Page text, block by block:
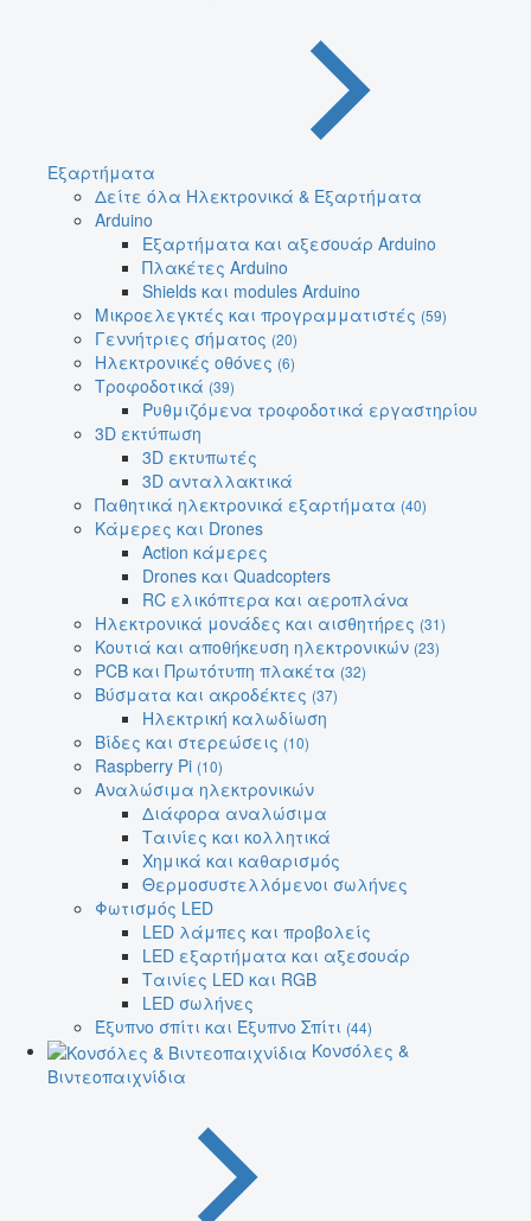
Εξαρτήματα
Δείτε όλα Ηλεκτρονικά & Εξαρτήματα
Arduino
Εξαρτήματα και αξεσουάρ Arduino
Πλακέτες Arduino
Shields και modules Arduino
Μικροελεγκτές και προγραμματιστές (59)
Γεννήτριες σήματος (20)
Ηλεκτρονικές οθόνες (6)
Τροφοδοτικά (39)
Ρυθμιζόμενα τροφοδοτικά εργαστηρίου
3D εκτύπωση
3D εκτυπωτές
3D ανταλλακτικά
Παθητικά ηλεκτρονικά εξαρτήματα (40)
Κάμερες και Drones
Action κάμερες
Drones και Quadcopters
RC ελικόπτερα και αεροπλάνα
Ηλεκτρονικά μονάδες και αισθητήρες (31)
Κουτιά και αποθήκευση ηλεκτρονικών (23)
PCB και Πρωτότυπη πλακέτα (32)
Βύσματα και ακροδέκτες (37)
Ηλεκτρική καλωδίωση
Βίδες και στερεώσεις (10)
Raspberry Pi (10)
Αναλώσιμα ηλεκτρονικών
Διάφορα αναλώσιμα
Ταινίες και κολλητικά
Χημικά και καθαρισμός
Θερμοσυστελλόμενοι σωλήνες
Φωτισμός LED
LED λάμπες και προβολείς
LED εξαρτήματα και αξεσουάρ
Ταινίες LED και RGB
LED σωλήνες
Έξυπνο σπίτι και Έξυπνο Σπίτι (44)
Κονσόλες &
Βιντεοπαιχνίδια